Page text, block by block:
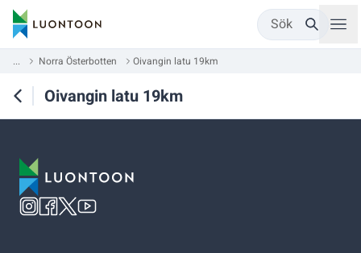
Sök
... Norra Österbotten Oivangin latu 19km
Oivangin latu 19km